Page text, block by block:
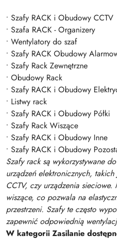
• Szafy RACK i Obudowy CCTV
• Szafa RACK - Organizery
• Wentylatory do szaf
• Szafy RACK Obudowy
• Szafy Rack Zewnętrzne
• Obudowy Rack
• Szafy RACK i Obudowy
• Listwy rack
• Szafy RACK i Obudowy Półki
• Szafy Rack Wiszące
• Szafy RACK i Obudowy Inne
• Szafy RACK i Obudowy
Szafy rack są wykorzystywane
urządzeń elektronicznych,
CCTV, czy urządzenia
wiszące, co pozwala na
przestrzeni. Szafy te często
zapewnić odpowiednią
W kategorii Zasilanie